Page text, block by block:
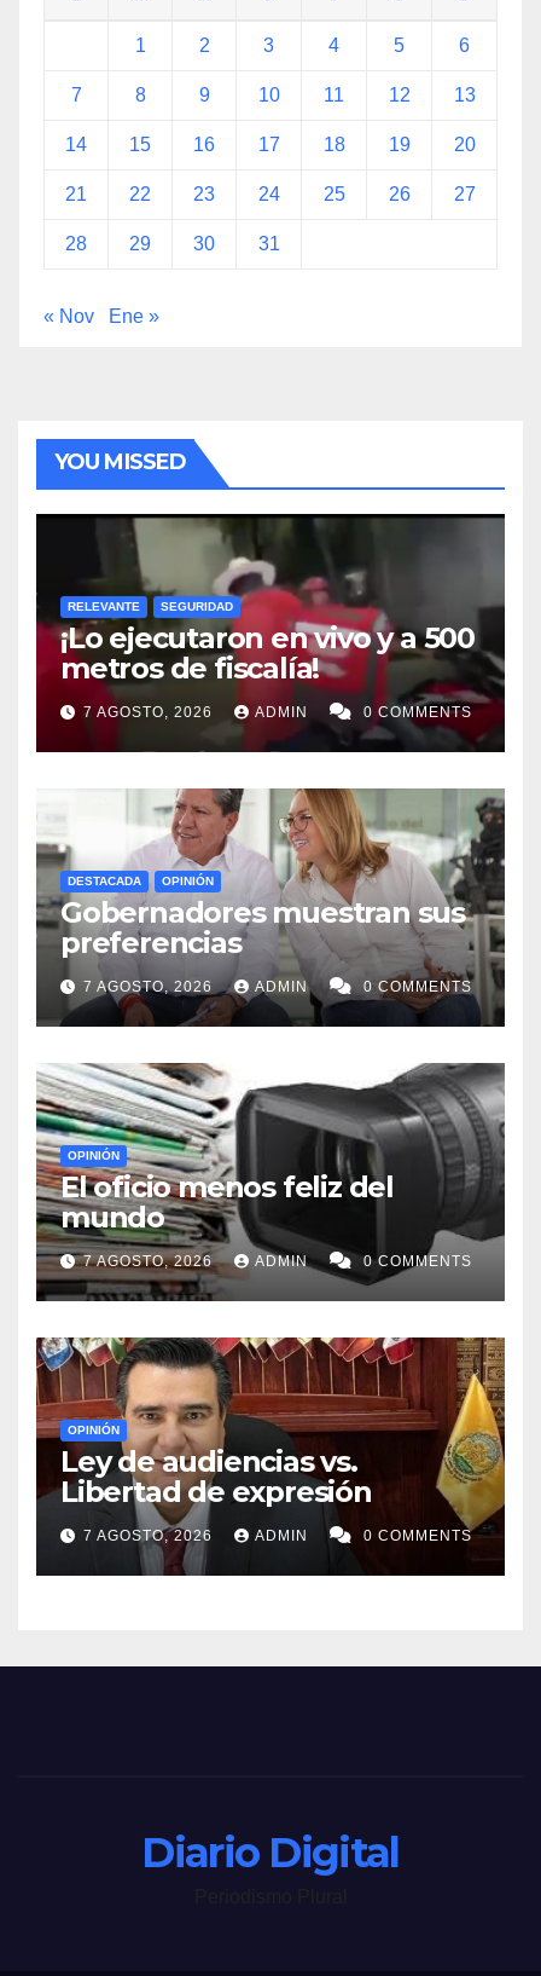
1 2 3 4 5 6
7 8 9 10 11 12 13
14 15 16 17 18 19 20
21 22 23 24 25 26 27
28 29 30 31
« Nov Ene »
YOU MISSED
RELEVANTE SEGURIDAD
¡Lo ejecutaron en vivo y a 500
metros de fiscalía!
7 AGOSTO, 2026 ADMIN 0 COMMENTS
DESTACADA OPINIÓN
Gobernadores muestran sus
preferencias
7 AGOSTO, 2026 ADMIN 0 COMMENTS
OPINIÓN
El oficio menos feliz del
mundo
7 AGOSTO, 2026 ADMIN 0 COMMENTS
OPINIÓN
Ley de audiencias vs.
Libertad de expresión
7 AGOSTO, 2026 ADMIN 0 COMMENTS
Diario Digital